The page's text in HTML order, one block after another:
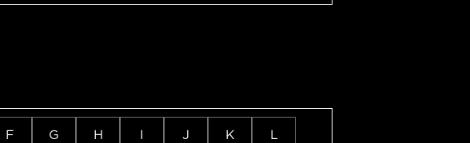
F G H I J K L